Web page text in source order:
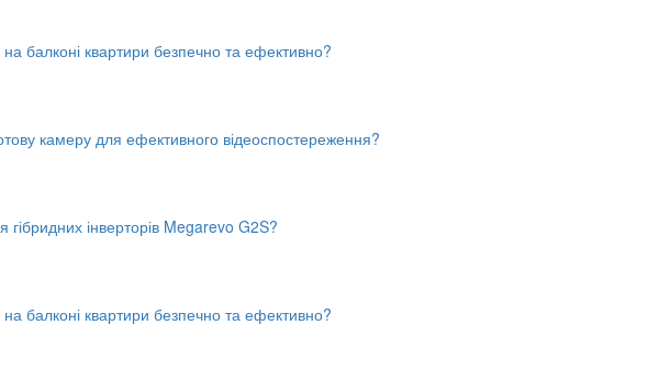
на балконі квартири безпечно та ефективно?
камеру для ефективного відеоспостереження?
гібридних інверторів Megarevo G2S?
на балконі квартири безпечно та ефективно?